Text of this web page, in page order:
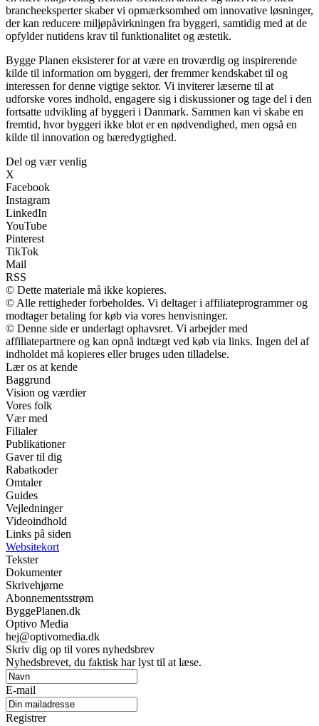
brancheeksperter skaber vi opmærksomhed om innovative løsninger,
der kan reducere miljøpåvirkningen fra byggeri, samtidig med at de
opfylder nutidens krav til funktionalitet og æstetik.
Bygge Planen eksisterer for at være en troværdig og inspirerende
kilde til information om byggeri, der fremmer kendskabet til og
interessen for denne vigtige sektor. Vi inviterer læserne til at
udforske vores indhold, engagere sig i diskussioner og tage del i den
fortsatte udvikling af byggeri i Danmark. Sammen kan vi skabe en
fremtid, hvor byggeri ikke blot er en nødvendighed, men også en
kilde til innovation og bæredygtighed.
Del og vær venlig
X
Facebook
Instagram
LinkedIn
YouTube
Pinterest
TikTok
Mail
RSS
© Dette materiale må ikke kopieres.
© Alle rettigheder forbeholdes. Vi deltager i affiliateprogrammer og
modtager betaling for køb via vores henvisninger.
© Denne side er underlagt ophavsret. Vi arbejder med
affiliatepartnere og kan opnå indtægt ved køb via links. Ingen del af
indholdet må kopieres eller bruges uden tilladelse.
Lær os at kende
Baggrund
Vision og værdier
Vores folk
Vær med
Filialer
Publikationer
Gaver til dig
Rabatkoder
Omtaler
Guides
Vejledninger
Videoindhold
Links på siden
Websitekort
Tekster
Dokumenter
Skrivehjørne
Abonnementsstrøm
ByggePlanen.dk
Optivo Media
hej@optivomedia.dk
Skriv dig op til vores nyhedsbrev
Nyhedsbrevet, du faktisk har lyst til at læse.
E-mail
Registrer